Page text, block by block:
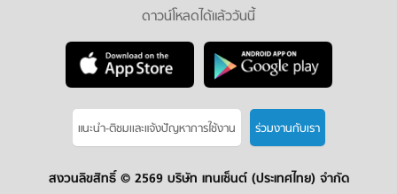
ดาวน์โหลดได้แล้ววันนี้
แนะนำ-ติชมเเละแจ้งปัญหาการใช้งาน ร่วมงานกับเรา
สงวนลิขสิทธิ์ © 2569 บริษัท เทนเซ็นต์ (ประเทศไทย) จำกัด